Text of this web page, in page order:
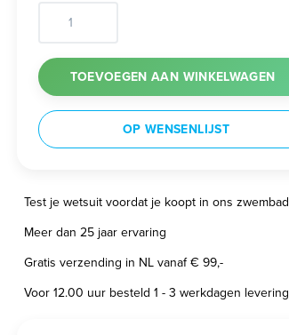
TOEVOEGEN AAN WINKELWAGEN
OP WENSENLIJST
Test je wetsuit voordat je koopt in ons zwembad
Meer dan 25 jaar ervaring
Gratis verzending in NL vanaf € 99,-
Voor 12.00 uur besteld 1 - 3 werkdagen levering